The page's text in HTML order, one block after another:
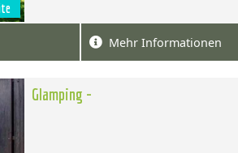
Mehr Informationen
Glamping -